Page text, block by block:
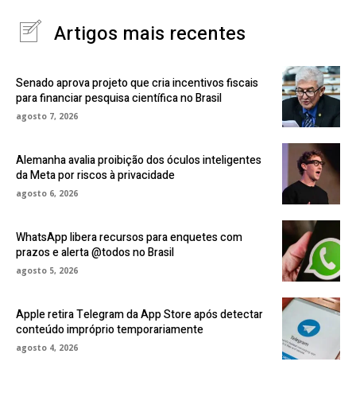
Artigos mais recentes
Senado aprova projeto que cria incentivos fiscais
para financiar pesquisa científica no Brasil
agosto 7, 2026
Alemanha avalia proibição dos óculos inteligentes
da Meta por riscos à privacidade
agosto 6, 2026
WhatsApp libera recursos para enquetes com
prazos e alerta @todos no Brasil
agosto 5, 2026
Apple retira Telegram da App Store após detectar
conteúdo impróprio temporariamente
agosto 4, 2026